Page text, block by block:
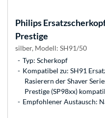
Philips
Prestige
silber, Modell: SH91/50
Typ: Scherkopf
Kompatibel zu: SH91
Rasierern der Shaver
Prestige (SP98xx)
Empfohlener Austausch: